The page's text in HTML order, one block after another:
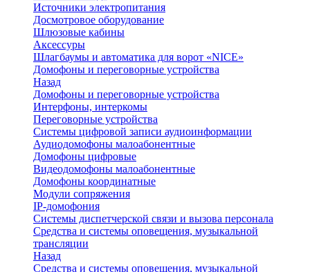
Источники электропитания
Досмотровое оборудование
Шлюзовые кабины
Аксессуры
Шлагбаумы и автоматика для ворот «NICE»
Домофоны и переговорные устройства
Назад
Домофоны и переговорные устройства
Интерфоны, интеркомы
Переговорные устройства
Системы цифровой записи аудиоинформации
Аудиодомофоны малоабонентные
Домофоны цифровые
Видеодомофоны малоабонентные
Домофоны координатные
Модули сопряжения
IP-домофония
Системы диспетчерской связи и вызова персонала
Средства и системы оповещения, музыкальной
трансляции
Назад
Средства и системы оповещения, музыкальной